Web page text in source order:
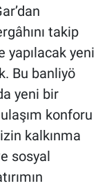
takip
yapılacak yeni
Bu banliyö
yeni bir
konforu
kalkınma
sosyal